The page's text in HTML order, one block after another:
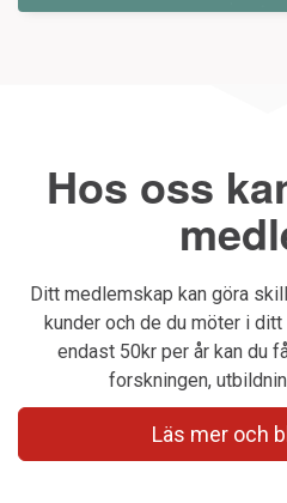
Hos oss
Ditt medlemskap kan göra
kunder och de du möter i
endast 50kr per år kan du
forskningen,
Läs mer och